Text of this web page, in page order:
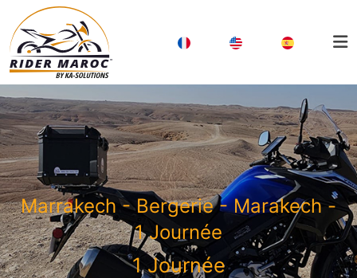
Marrakech - Bergerie - Marakech -
1 Journée
1 Journée